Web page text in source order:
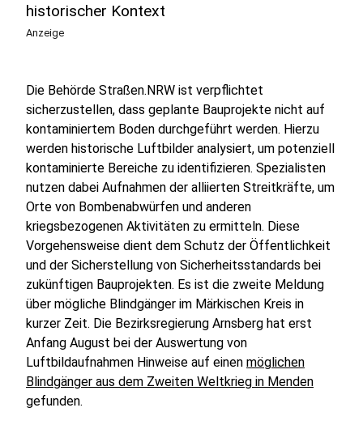
historischer Kontext
Anzeige
Die Behörde Straßen.NRW ist verpflichtet
sicherzustellen, dass geplante Bauprojekte nicht auf
kontaminiertem Boden durchgeführt werden. Hierzu
werden historische Luftbilder analysiert, um potenziell
kontaminierte Bereiche zu identifizieren. Spezialisten
nutzen dabei Aufnahmen der alliierten Streitkräfte, um
Orte von Bombenabwürfen und anderen
kriegsbezogenen Aktivitäten zu ermitteln. Diese
Vorgehensweise dient dem Schutz der Öffentlichkeit
und der Sicherstellung von Sicherheitsstandards bei
zukünftigen Bauprojekten. Es ist die zweite Meldung
über mögliche Blindgänger im Märkischen Kreis in
kurzer Zeit. Die Bezirksregierung Arnsberg hat erst
Anfang August bei der Auswertung von
Luftbildaufnahmen Hinweise auf einen möglichen
Blindgänger aus dem Zweiten Weltkrieg in Menden
gefunden.